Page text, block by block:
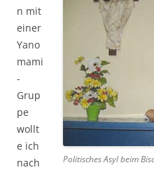
Politisches Asyl beim
n mit
einer
Yano
mami
-
Grup
pe
wollt
e ich
nach